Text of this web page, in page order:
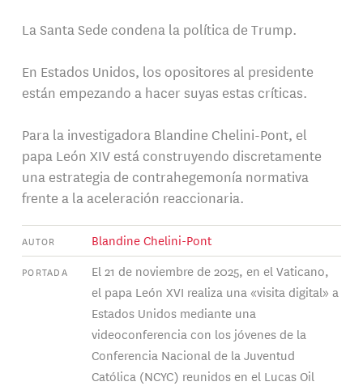
La Santa Sede condena la política de Trump.
En Estados Unidos, los opositores al presidente
están empezando a hacer suyas estas críticas.
Para la investigadora Blandine Chelini-Pont, el
papa León XIV está construyendo discretamente
una estrategia de contrahegemonía normativa
frente a la aceleración reaccionaria.
AUTOR Blandine Chelini-Pont
PORTADA
El 21 de noviembre de 2025, en el Vaticano,
el papa León XVI realiza una «visita digital» a
Estados Unidos mediante una
videoconferencia con los jóvenes de la
Conferencia Nacional de la Juventud
Católica (NCYC) reunidos en el Lucas Oil